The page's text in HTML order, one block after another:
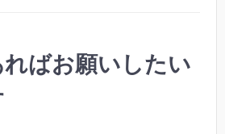
ればお願いしたい